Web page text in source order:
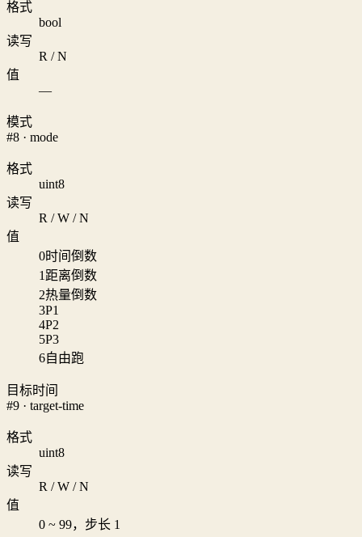
格式
bool
读写
R / N
值
—
模式
#8 · mode
格式
uint8
读写
R / W / N
值
0时间倒数
1 距离倒数
2热量倒数
3P1
4P2
5P3
6自由跑
目标时间
#9 · target-time
格式
uint8
读写
R / W / N
值
0 ~ 99，步长 1